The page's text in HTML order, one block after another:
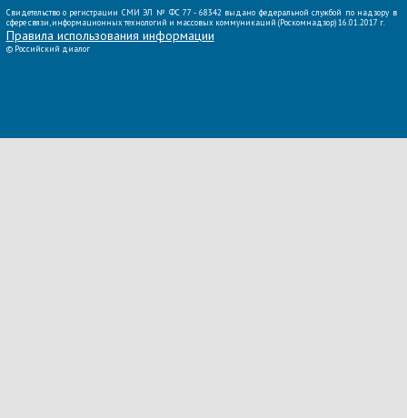
Свидетельство о регистрации СМИ ЭЛ № ФС 77 - 68342 выдано федеральной службой по надзору в
сфере связи, информационных технологий и массовых коммуникаций (Роскомнадзор) 16.01.2017 г.
Правила использования информации
© Российский диалог